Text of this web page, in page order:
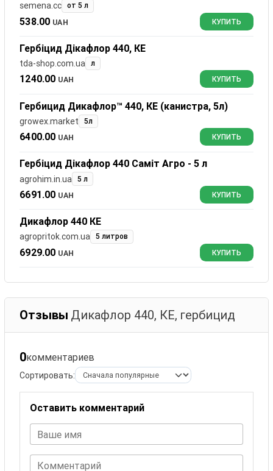
semena.cc от 5 л
538.00 UAH КУПИТЬ
Гербіцид Дікафлор 440, КЕ
tda-shop.com.ua л
1240.00 UAH КУПИТЬ
Гербицид Дикафлор™ 440, КЕ (канистра, 5л)
growex.market 5л
6400.00 UAH КУПИТЬ
Гербіцид Дікафлор 440 Саміт Агро - 5 л
agrohim.in.ua 5 л
6691.00 UAH КУПИТЬ
Дикафлор 440 КЕ
agropritok.com.ua 5 литров
6929.00 UAH КУПИТЬ
Отзывы Дикафлор 440, КЕ, гербицид
0комментариев
Сортировать:
Оставить комментарий
Ваше имя
Комментарий